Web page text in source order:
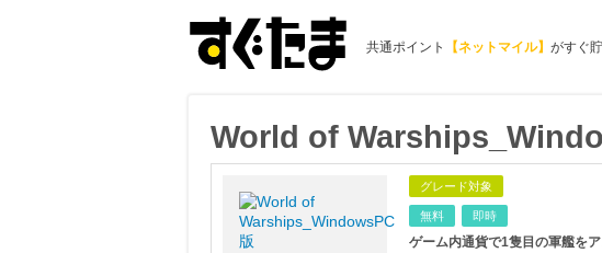
共通ポイント 【ネットマイル】 がすぐ
World of
グレード対象
無料 即時
ゲーム内通貨で1隻目の軍艦を